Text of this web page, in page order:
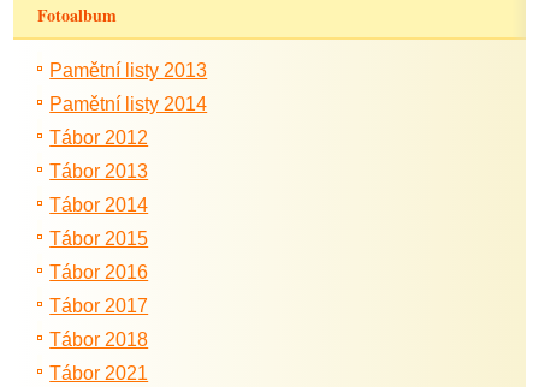
Fotoalbum
Pamětní listy 2013
Pamětní listy 2014
Tábor 2012
Tábor 2013
Tábor 2014
Tábor 2015
Tábor 2016
Tábor 2017
Tábor 2018
Tábor 2021